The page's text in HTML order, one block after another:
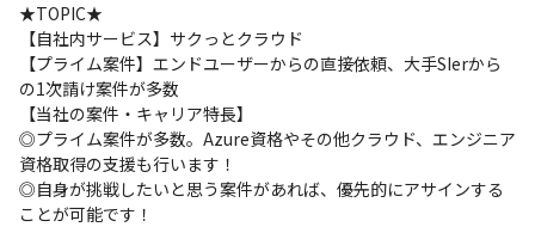
★TOPIC★
【自社内サービス】サクっとクラウド
【プライム案件】エンドユーザーからの直接依頼、大手SIerから
の1次請け案件が多数
【当社の案件・キャリア特長】
◎プライム案件が多数。Azure資格やその他クラウド、エンジニア
資格取得の支援も行います！
◎自身が挑戦したいと思う案件があれば、優先的にアサインする
ことが可能です！